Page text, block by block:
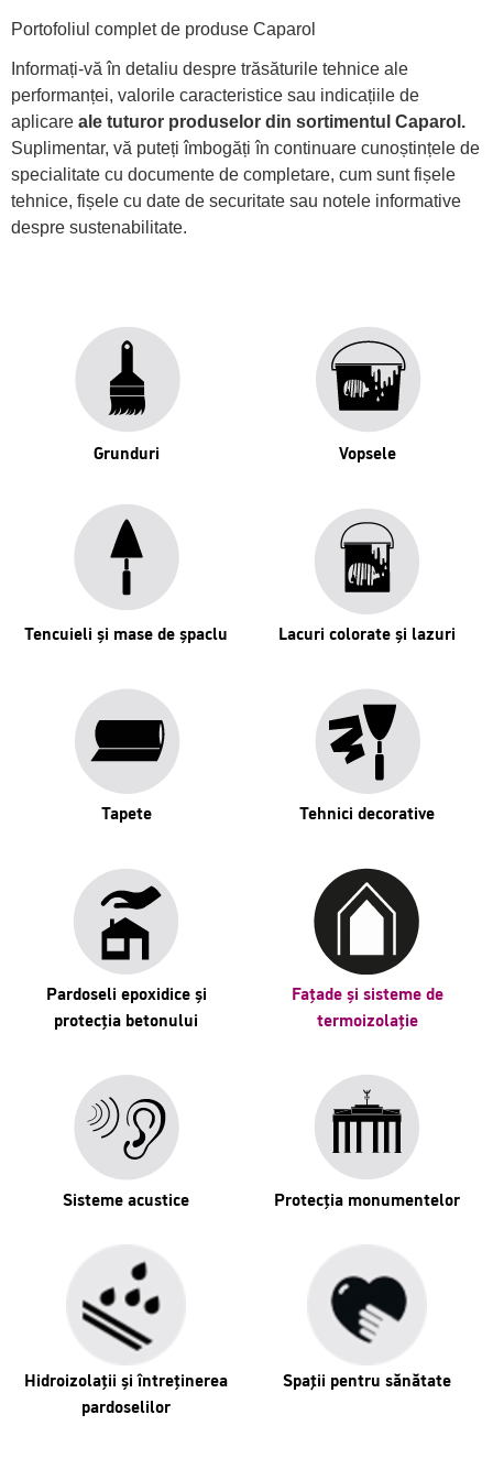
Portofoliul complet de produse Caparol
Informați-vă în detaliu despre trăsăturile tehnice ale
performanței, valorile caracteristice sau indicațiile de
aplicare ale tuturor produselor din sortimentul Caparol.
Suplimentar, vă puteți îmbogăți în continuare cunoștințele de
specialitate cu documente de completare, cum sunt fișele
tehnice, fișele cu date de securitate sau notele informative
despre sustenabilitate.
Grunduri Vopsele
Tencuieli și mase de șpaclu Lacuri colorate și lazuri
Tapete Tehnici decorative
Pardoseli epoxidice și
protecția betonului
Fațade și sisteme de
termoizolație
Sisteme acustice Protecția monumentelor
Hidroizolații și întreținerea
pardoselilor
Spaţii pentru sănătate